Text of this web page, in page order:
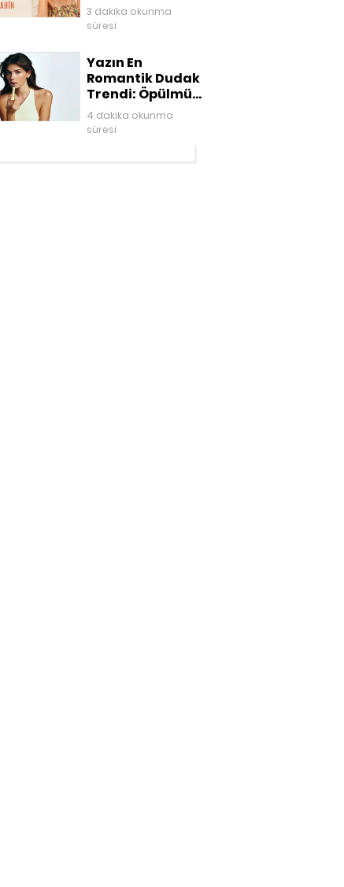
3 dakika okunma
süresi
Yazın En
Romantik Dudak
Trendi: Öpülmüş
Dudaklar
4 dakika okunma
süresi